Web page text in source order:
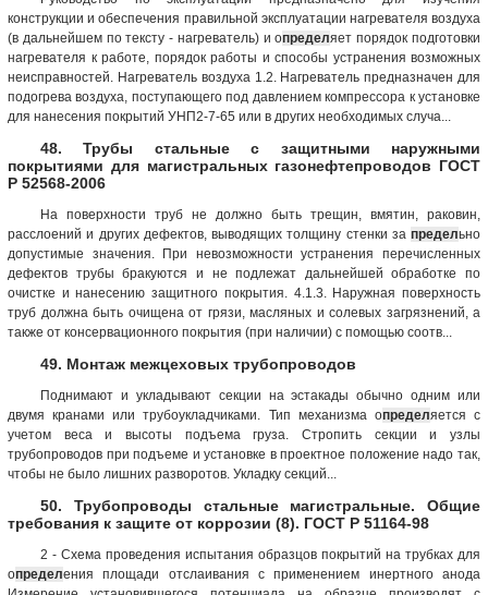
конструкции и обеспечения правильной эксплуатации нагревателя воздуха
(в дальнейшем по тексту - нагреватель) и определяет порядок подготовки
нагревателя к работе, порядок работы и способы устранения возможных
неисправностей. Нагреватель воздуха 1.2. Нагреватель предназначен для
подогрева воздуха, поступающего под давлением компрессора к установке
для нанесения покрытий УНП2-7-65 или в других необходимых случа...
48. Трубы стальные с защитными наружными
покрытиями для магистральных газонефтепроводов ГОСТ
Р 52568-2006
На поверхности труб не должно быть трещин, вмятин, раковин,
расслоений и других дефектов, выводящих толщину стенки за предельно
допустимые значения. При невозможности устранения перечисленных
дефектов трубы бракуются и не подлежат дальнейшей обработке по
очистке и нанесению защитного покрытия. 4.1.3. Наружная поверхность
труб должна быть очищена от грязи, масляных и солевых загрязнений, а
также от консервационного покрытия (при наличии) с помощью соотв...
49. Монтаж межцеховых трубопроводов
Поднимают и укладывают секции на эстакады обычно одним или
двумя кранами или трубоукладчиками. Тип механизма определяется с
учетом веса и высоты подъема груза. Стропить секции и узлы
трубопроводов при подъеме и установке в проектное положение надо так,
чтобы не было лишних разворотов. Укладку секций...
50. Трубопроводы стальные магистральные. Общие
требования к защите от коррозии (8). ГОСТ Р 51164-98
2 - Схема проведения испытания образцов покрытий на трубках для
определения площади отслаивания с применением инертного анода